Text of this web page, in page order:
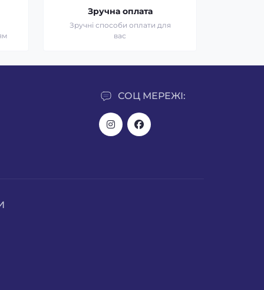
Зручна оплата
Зручні способи оплати для
вас
СОЦ МЕРЕЖІ: